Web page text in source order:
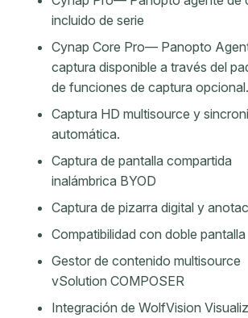
incluido de serie
Cynap Core Pro— Panopto
captura disponible a través del
de funciones de captura opcional.
Captura HD multisource y
automática.
Captura de pantalla compartida
inalámbrica BYOD
Captura de pizarra digital y
Compatibilidad con doble pantalla
Gestor de contenido multisource
vSolution COMPOSER
Integración de WolfVision